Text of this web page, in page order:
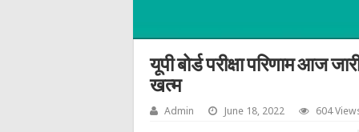
यूपी बोर्ड परीक्षा परिणाम आज
खत्म
Admin June 18, 2022 604